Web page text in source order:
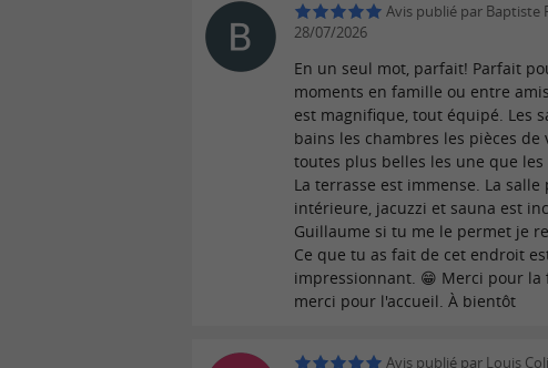
Avis publié par Baptiste
28/07/2026
En un seul mot, parfait! Parfait
moments en famille ou entre
est magnifique, tout équipé. Les
bains les chambres les pièces de
toutes plus belles les une que les
La terrasse est immense. La salle
intérieure, jacuzzi et sauna est
Guillaume si tu me le permet je
Ce que tu as fait de cet endroit
impressionnant. 😁 Merci pour la
merci pour l'accueil. À bientôt
Avis publié par Louis